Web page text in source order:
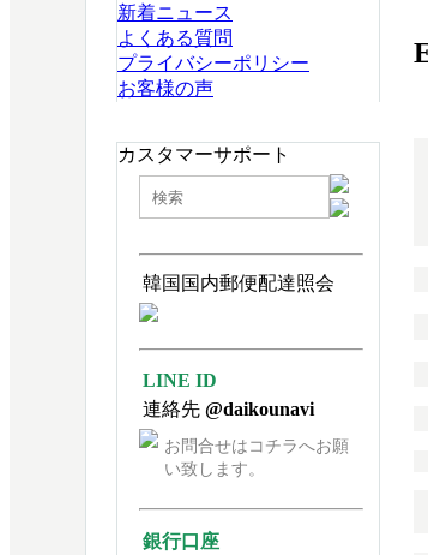
新着ニュース
よくある質問
プライバシーポリシー
お客様の声
カスタマーサポート
韓国国内郵便配達照会
LINE ID
連絡先 @daikounavi
お問合せはコチラへお願
い致します。
銀行口座